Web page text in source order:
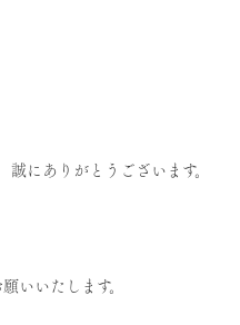
にありがとうございます。
いいたします。